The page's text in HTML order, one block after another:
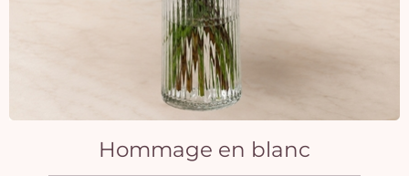
Hommage en blanc